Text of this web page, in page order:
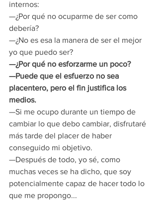
internos:
—¿Por qué no ocuparme de ser como
debería?
—¿No es esa la manera de ser el mejor
yo que puedo ser?
—¿Por qué no esforzarme un poco?
—Puede que el esfuerzo no sea
placentero, pero el fin justifica los
medios.
—Si me ocupo durante un tiempo de
cambiar lo que debo cambiar, disfrutaré
más tarde del placer de haber
conseguido mi objetivo.
—Después de todo, yo sé, como
muchas veces se ha dicho, que soy
potencialmente capaz de hacer todo lo
que me propongo...